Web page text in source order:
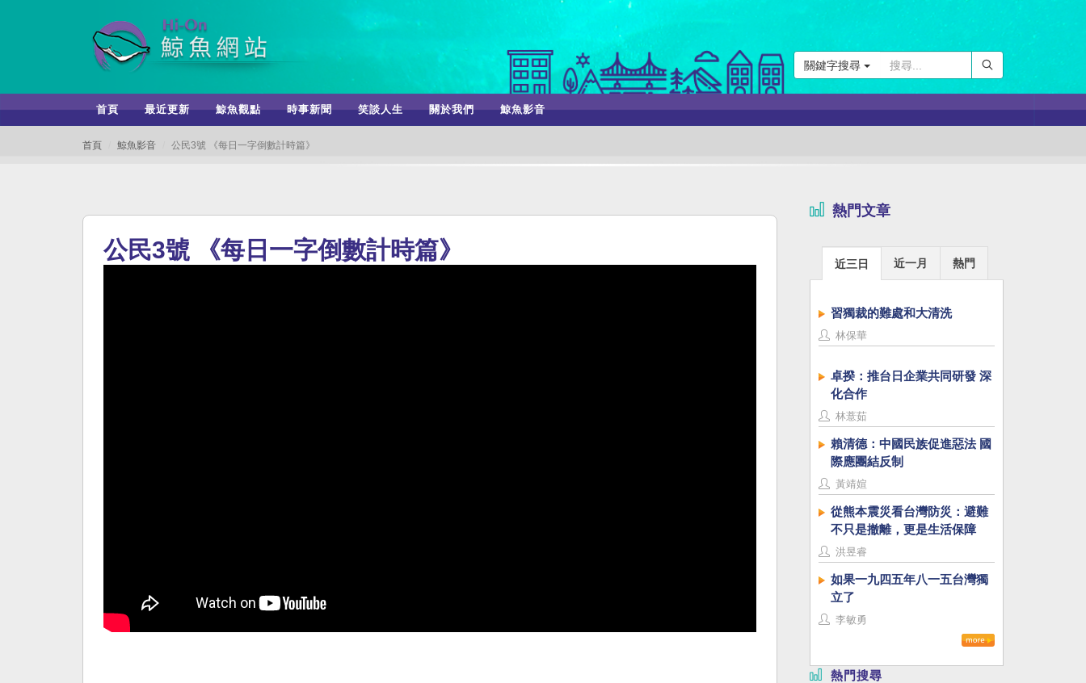
關鍵字搜尋
首頁 最近更新 鯨魚觀點 時事新聞 笑談人生 關於我們 鯨魚影音
首頁 鯨魚影音 公民3號 《每日一字倒數計時篇》
公民3號 《每日一字倒數計時篇》
熱門文章
近三日 近一月 熱門
習獨裁的難處和大清洗
林保華
卓揆：推台日企業共同研發 深
化合作
林薏茹
賴清德：中國民族促進惡法 國
際應團結反制
黃靖媗
從熊本震災看台灣防災：避難
不只是撤離，更是生活保障
洪昱睿
如果一九四五年八一五台灣獨
立了
李敏勇
熱門搜尋